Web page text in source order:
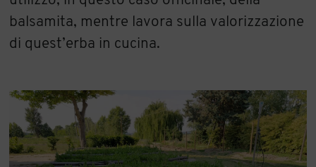
balsamita, mentre lavora sulla valorizzazione
di quest’erba in cucina.